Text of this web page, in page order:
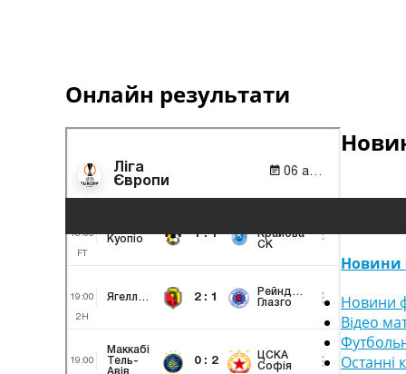
Онлайн результати
Новини
Новини
Відео
Останні